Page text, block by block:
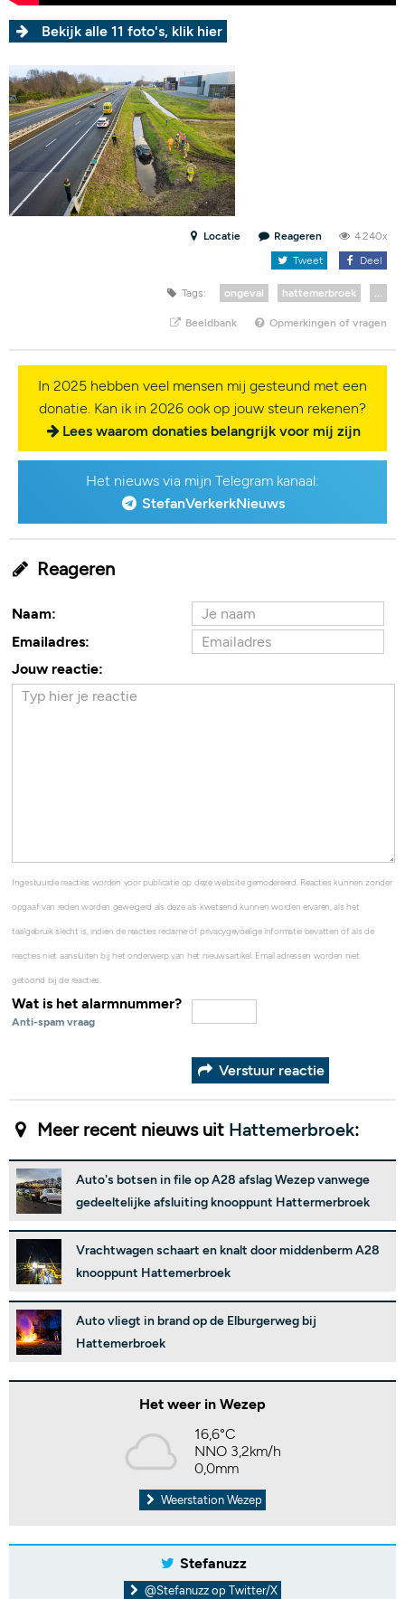
Bekijk alle 11 foto's, klik hier
Locatie Reageren
4.240x
Tweet
Deel
Tags: ongeval hattemerbroek
Beeldbank Opmerkingen of vragen
In 2025 hebben veel mensen mij gesteund met een
donatie. Kan ik in 2026 ook op jouw steun rekenen?
Lees waarom donaties belangrijk voor mij zijn
Het nieuws via mijn Telegram kanaal:
StefanVerkerkNieuws
Reageren
Naam:
Emailadres:
Jouw reactie:
Ingestuurde reacties worden voor publicatie op deze website gemodereerd. Reacties kunnen zonder
opgaaf van reden worden geweigerd als deze als kwetsend kunnen worden ervaren, als het
taalgebruik slecht is, indien de reacties reclame of privacygevoelige informatie bevatten of als de
reacties niet aansluiten bij het onderwerp van het nieuwsartikel. Email adressen worden niet
getoond bij de reacties.
Wat is het alarmnummer?
Anti-spam vraag
Verstuur reactie
Meer recent nieuws uit Hattemerbroek:
Auto's botsen in file op A28 afslag Wezep vanwege
gedeeltelijke afsluiting knooppunt Hattermerbroek
Vrachtwagen schaart en knalt door middenberm A28
knooppunt Hattemerbroek
Auto vliegt in brand op de Elburgerweg bij
Hattemerbroek
Het weer in Wezep
16,6°C
NNO 3,2km/h
0,0mm
Weerstation Wezep
Stefanuzz
@Stefanuzz op Twitter/X